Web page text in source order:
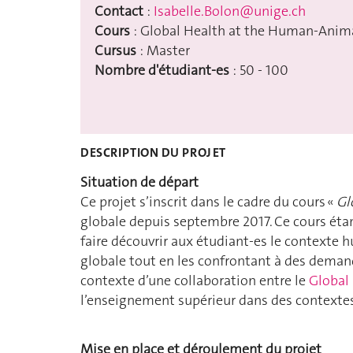
Contact : Isabelle.Bolon@unige.ch
Cours : Global Health at the Human-
Cursus : Master
Nombre d'étudiant-es : 50 - 100
DESCRIPTION DU PROJET
Situation de départ
Ce projet s’inscrit dans le cadre du cours «
globale depuis septembre 2017. Ce cours
faire découvrir aux étudiant-es le contexte
globale tout en les confrontant à des
contexte d’une collaboration entre le
l’enseignement supérieur dans des
Mise en place et déroulement du projet